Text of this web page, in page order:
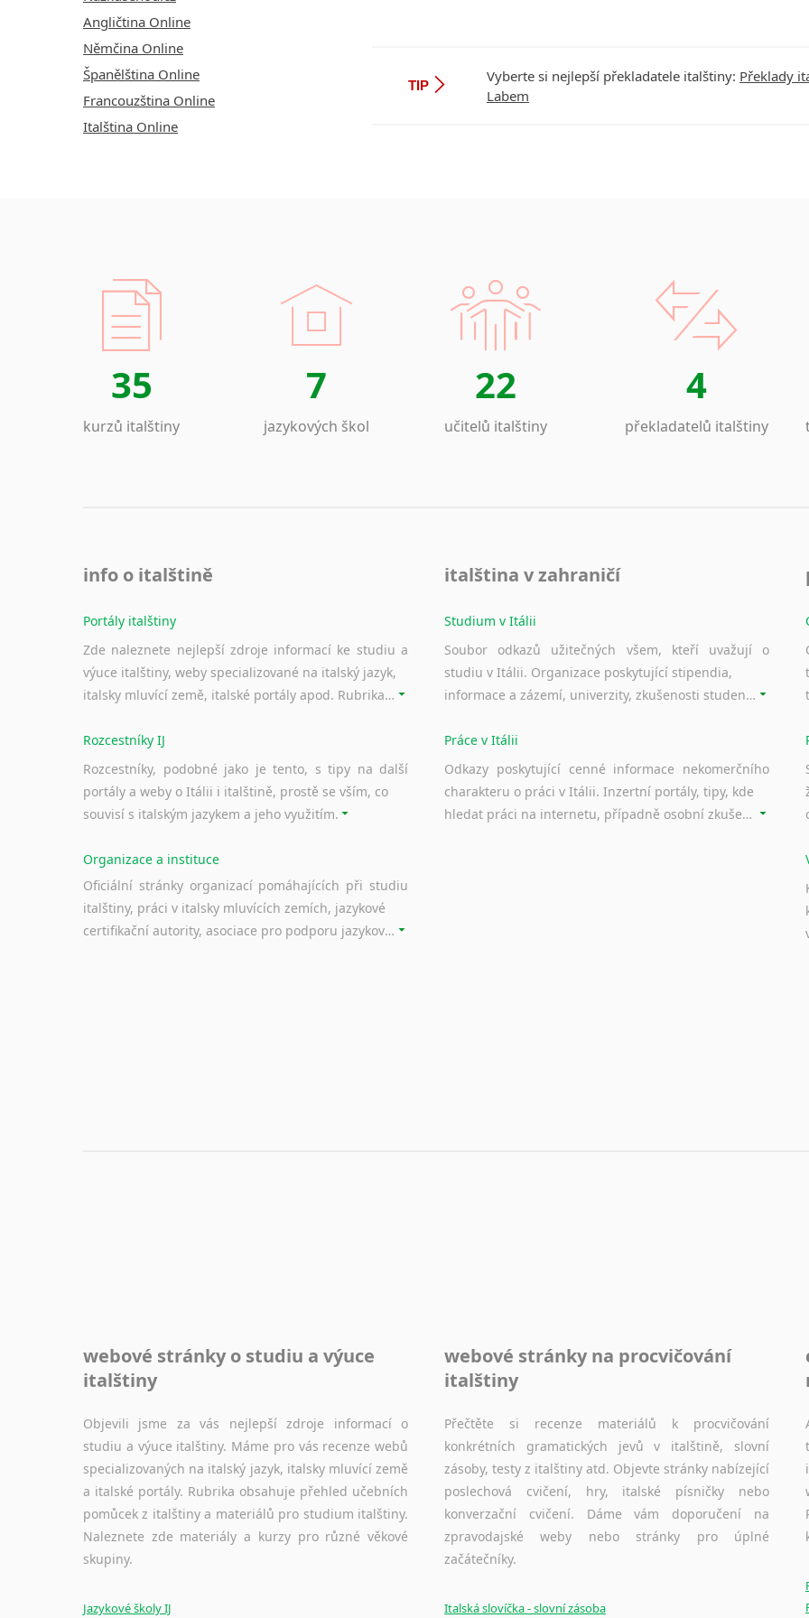
Angličtina Online
Němčina Online
Španělština Online
Francouzština Online
Italština Online
Zajišťujeme tlumočení
TIP
Vyberte si nejlepší překladatele italštiny: Překlady
Labem
35
kurzů italštiny
7
jazykových škol
22
učitelů italštiny
4
překladatelů italštiny
info o italštině
Portály italštiny
Zde naleznete nejlepší zdroje informací ke studiu a
výuce italštiny, weby specializované na italský jazyk,
italsky mluvící země, italské portály apod. Rubrika obsahuje zejména komplexní a maximálně kvalitní stránky využitelné ke studiu italštiny.
Rozcestníky IJ
Rozcestníky, podobné jako je tento, s tipy na další
portály a weby o Itálii i italštině, prostě se vším, co
souvisí s italským jazykem a jeho využitím.
Organizace a instituce
Oficiální stránky organizací pomáhajících při studiu
italštiny, práci v italsky mluvících zemích, jazykové
certifikační autority, asociace pro podporu jazykového vzdělávání ad.
italština v zahraničí
Studium v Itálii
Soubor odkazů užitečných všem, kteří uvažují o
studiu v Itálii. Organizace poskytující stipendia,
informace a zázemí, univerzity, zkušenosti studentů.
Práce v Itálii
Odkazy poskytující cenné informace nekomerčního
charakteru o práci v Itálii. Inzertní portály, tipy, kde
hledat práci na internetu, případně osobní zkušenosti ostatních.
webové stránky o studiu a výuce
italštiny
Objevili jsme za vás nejlepší zdroje informací o
studiu a výuce italštiny. Máme pro vás recenze webů
specializovaných na italský jazyk, italsky mluvící země
a italské portály. Rubrika obsahuje přehled učebních
pomůcek z italštiny a materiálů pro studium italštiny.
Naleznete zde materiály a kurzy pro různé věkové
skupiny.
Jazykové školy IJ
webové stránky na procvičování
italštiny
Přečtěte si recenze materiálů k procvičování
konkrétních gramatických jevů v italštině, slovní
zásoby, testy z italštiny atd. Objevte stránky nabízející
poslechová cvičení, hry, italské písničky nebo
konverzační cvičení. Dáme vám doporučení na
zpravodajské weby nebo stránky pro úplné
začátečníky.
Italská slovíčka - slovní zásoba